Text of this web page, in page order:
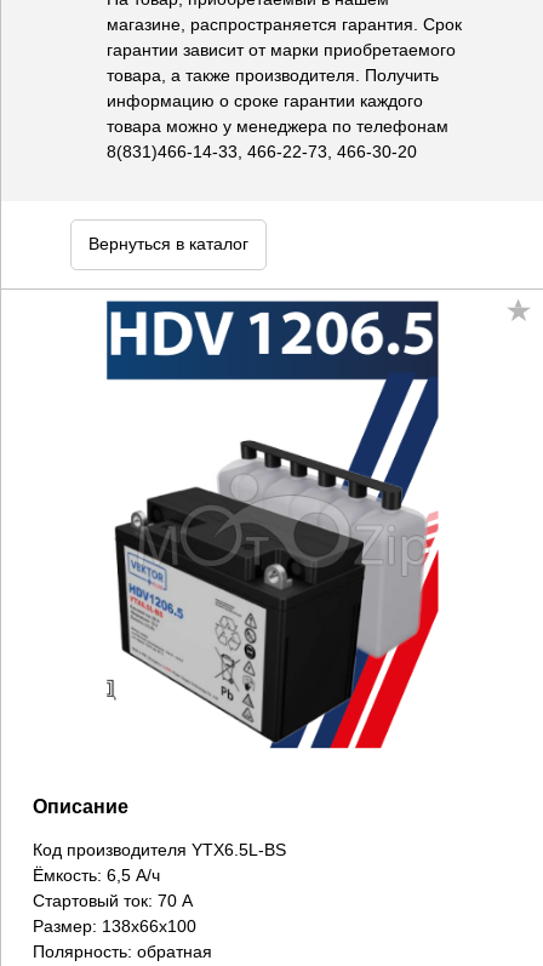
магазине, распространяется гарантия. Срок
гарантии зависит от марки приобретаемого
товара, а также производителя. Получить
информацию о сроке гарантии каждого
товара можно у менеджера по телефонам
8(831)466-14-33, 466-22-73, 466-30-20
Вернуться в каталог
Описание
Код производителя YTX6.5L-BS
Ёмкость: 6,5 А/ч
Стартовый ток: 70 А
Размер: 138х66х100
Полярность: обратная